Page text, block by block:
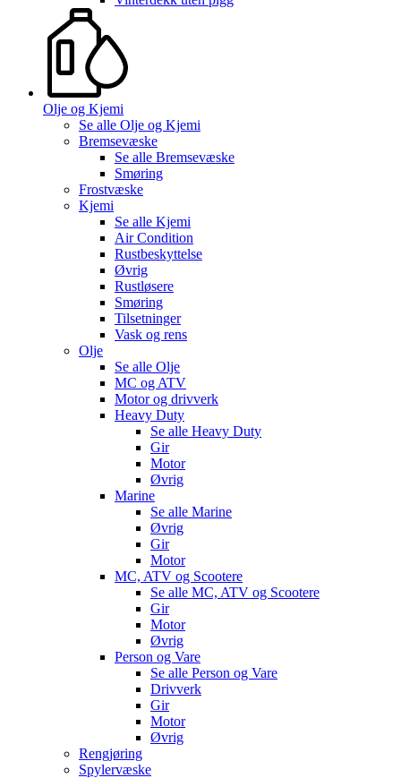
Olje og Kjemi
Se alle Olje og Kjemi
Bremsevæske
Se alle Bremsevæske
Smøring
Frostvæske
Kjemi
Se alle Kjemi
Air Condition
Rustbeskyttelse
Øvrig
Rustløsere
Smøring
Tilsetninger
Vask og rens
Olje
Se alle Olje
MC og ATV
Motor og drivverk
Heavy Duty
Se alle Heavy Duty
Gir
Motor
Øvrig
Marine
Se alle Marine
Øvrig
Gir
Motor
MC, ATV og Scootere
Se alle MC, ATV og Scootere
Gir
Motor
Øvrig
Person og Vare
Se alle Person og Vare
Drivverk
Gir
Motor
Øvrig
Rengjøring
Spylervæske